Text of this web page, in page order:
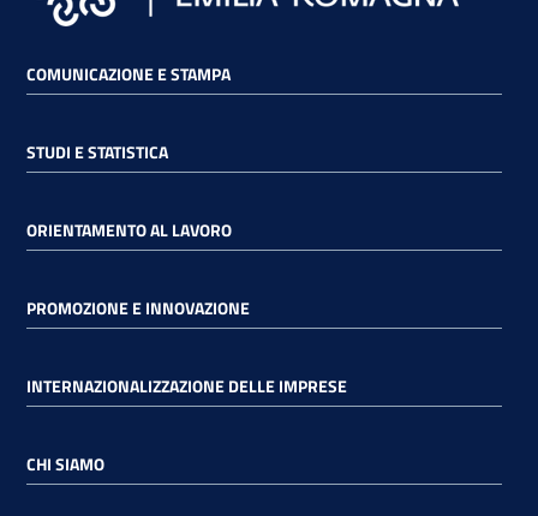
delle
siamo
RSS
Seguici
COMUNICAZIONE E STAMPA
STUDI E STATISTICA
ORIENTAMENTO AL LAVORO
PROMOZIONE E INNOVAZIONE
INTERNAZIONALIZZAZIONE DELLE IMPRESE
CHI SIAMO